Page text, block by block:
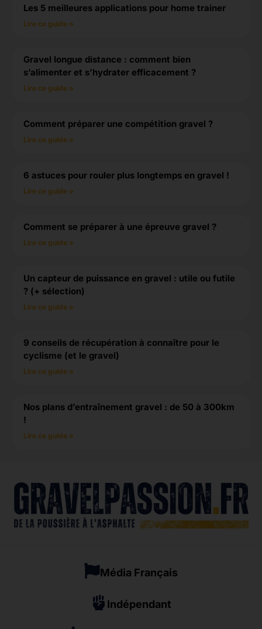
Les 5 meilleures applications pour home trainer
Lire ce guide »
Gravel longue distance : comment bien
s’alimenter et s’hydrater efficacement ?
Lire ce guide »
Comment préparer une compétition gravel ?
Lire ce guide »
6 astuces pour rouler plus longtemps en gravel !
Lire ce guide »
Comment se préparer à une épreuve gravel ?
Lire ce guide »
Un capteur de puissance en gravel : utile ou futile
? (+ sélection)
Lire ce guide »
9 conseils de récupération à connaître pour le
cyclisme (et le gravel)
Lire ce guide »
Nos plans d’entraînement gravel : de 50 à 300km
!
Lire ce guide »
Média Français
Indépendant